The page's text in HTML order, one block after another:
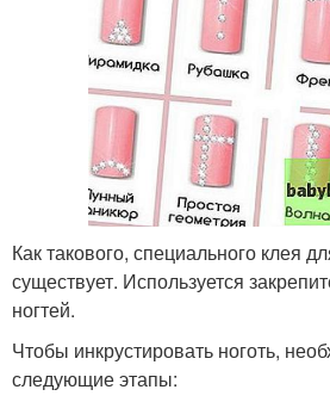
Как такового, специального клея
существует. Используется
ногтей.
Чтобы инкрустировать ноготь,
следующие этапы: